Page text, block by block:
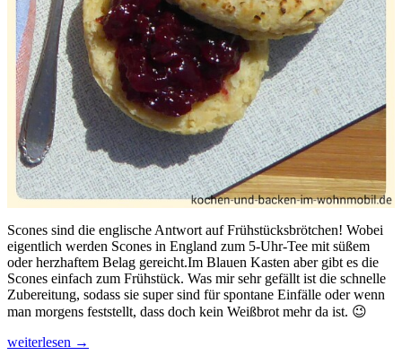
Scones sind die englische Antwort auf Frühstücksbrötchen! Wobei
eigentlich werden Scones in England zum 5-Uhr-Tee mit süßem
oder herzhaftem Belag gereicht.Im Blauen Kasten aber gibt es die
Scones einfach zum Frühstück. Was mir sehr gefällt ist die schnelle
Zubereitung, sodass sie super sind für spontane Einfälle oder wenn
man morgens feststellt, dass doch kein Weißbrot mehr da ist. 😉
Scones
weiterlesen →